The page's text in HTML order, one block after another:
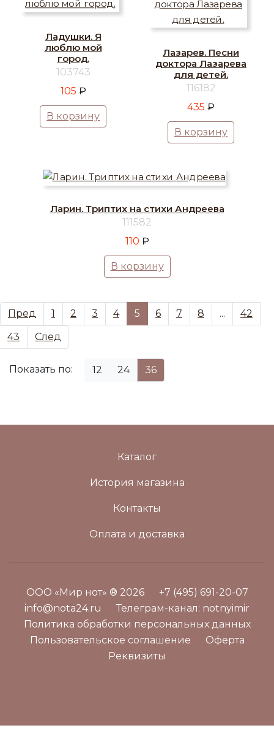
Ладушки. Я
люблю мой
город.
103743
105 ₽
В корзину
Лазарев. Песни
доктора Лазарева
для детей.
116182
435 ₽
В корзину
Ларин. Триптих на стихи Андреева
111582
110 ₽
В корзину
Пред 1 2 3 4 5 6 7 8 ...
42
43
След
Показать по: 12 24 36
Каталог
История магазина
Контакты
Оплата и доставка
ООО «Мир нот» ® 2026
+7 (495) 691-20-07
info@nota24.ru
Телеграм-канал: notnyimir
Политика обработки персональных данных
Пользовательское соглашение
Оферта
Реквизиты